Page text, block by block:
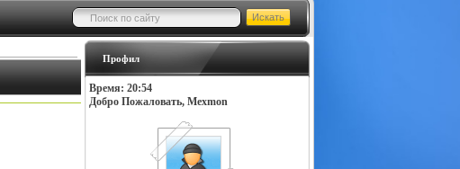
Профил
Время: 20:54
Добро Пожаловать, Mexmon